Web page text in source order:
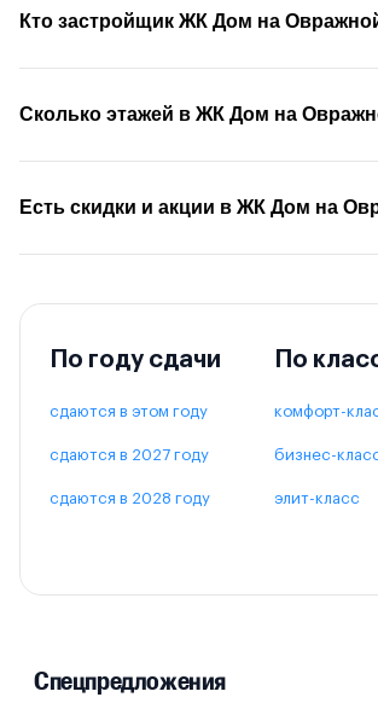
Кто застройщик ЖК Дом на
Сколько этажей в ЖК Дом на
Есть скидки и акции в ЖК Дом на
По году сдачи
сдаются в этом году
сдаются в 2027 году
сдаются в 2028 году
По
комфорт-
бизнес-
элит-класс
Спецпредложения